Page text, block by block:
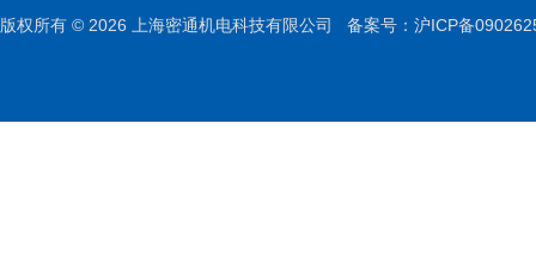
版权所有 © 2026 上海密通机电科技有限公司 备案号：沪ICP备